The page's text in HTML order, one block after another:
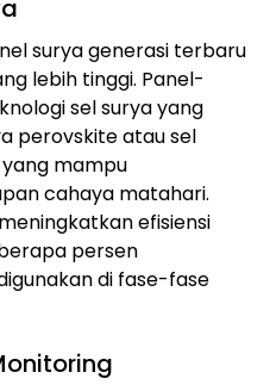
surya generasi terbaru
lebih tinggi. Panel-
sel surya yang
perovskite atau sel
mampu
cahaya matahari.
efisiensi
persen
di fase-fase